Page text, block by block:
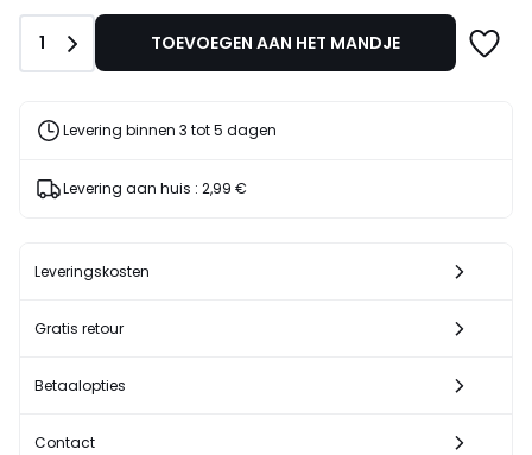
€
10%
code
LAST
Aantal
1 TOEVOEGEN AAN HET MANDJE
Levering binnen 3 tot 5 dagen
Levering aan huis : 2,99 €
Leveringskosten
Gratis retour
Betaalopties
Contact